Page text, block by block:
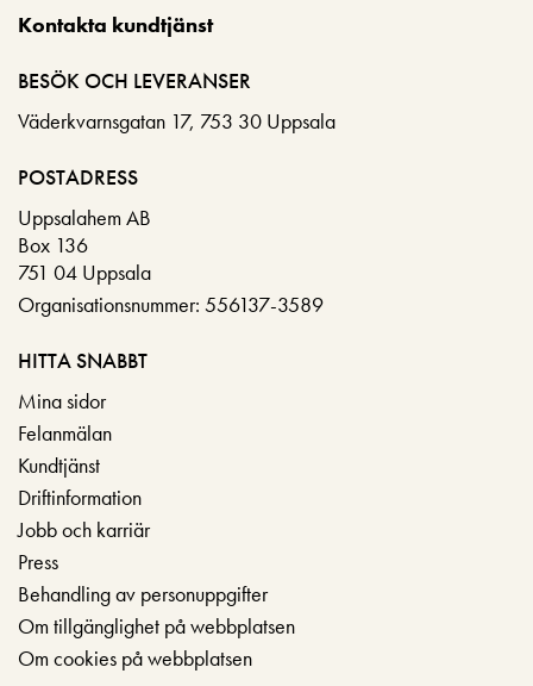
Kontakta kundtjänst
BESÖK OCH LEVERANSER
Väderkvarnsgatan 17, 753 30 Uppsala
POSTADRESS
Uppsalahem AB
Box 136
751 04 Uppsala
Organisationsnummer: 556137-3589
HITTA SNABBT
Mina sidor
Felanmälan
Kundtjänst
Driftinformation
Jobb och karriär
Press
Behandling av personuppgifter
Om tillgänglighet på webbplatsen
Om cookies på webbplatsen